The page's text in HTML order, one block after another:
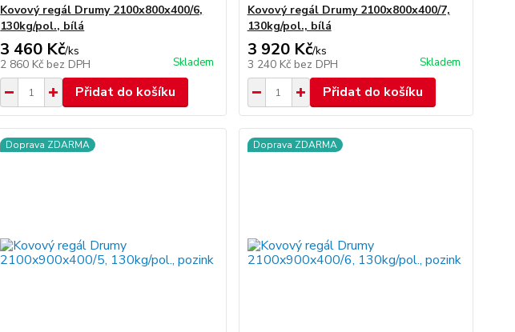
Kovový regál Drumy 2100x800x400/6,
130kg/pol., bílá
3 460 Kč/ks
2 860 Kč bez DPH Skladem
Přidat do košíku
Kovový regál Drumy 2100x800x400/7,
130kg/pol., bílá
3 920 Kč/ks
3 240 Kč bez DPH Skladem
Přidat do košíku
Doprava ZDARMA Doprava ZDARMA